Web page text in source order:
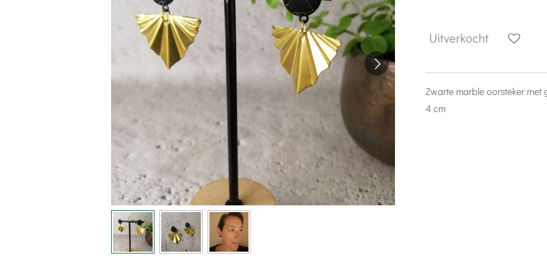
Uitverkocht
Zwarte marble oorsteker
4 cm